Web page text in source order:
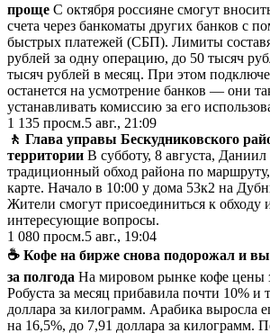
проще С октября россияне смогут
счета через банкоматы других банков с
быстрых платежей (СБП). Лимиты
рублей за одну операцию, до 50 тысяч
тысяч рублей в месяц. При этом
останется на усмотрение банков — они
устанавливать комиссию за его
1 135 просм.5 авг., 21:09
🚶 Глава управы Бескудниковского
территории В субботу, 8 августа,
традиционный обход района по
карте. Начало в 10:00 у дома 53к2 на
Жители смогут присоединиться к обходу
интересующие вопросы.
1 080 просм.5 авг., 19:04
☕ Кофе на бирже снова подорожал и
за полгода На мировом рынке кофе цены
Робуста за месяц прибавила почти 10% и
доллара за килограмм. Арабика выросла
на 16,5%, до 7,91 доллара за килограмм.